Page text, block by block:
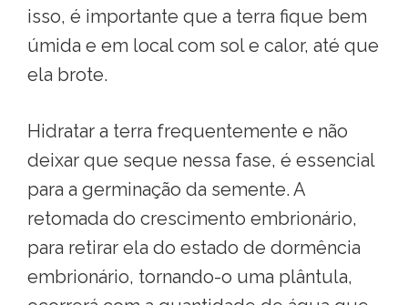
isso, é importante que a terra fique bem
úmida e em local com sol e calor, até que
ela brote.
Hidratar a terra frequentemente e não
deixar que seque nessa fase, é essencial
para a germinação da semente. A
retomada do crescimento embrionário,
para retirar ela do estado de dormência
embrionário, tornando-o uma plântula,